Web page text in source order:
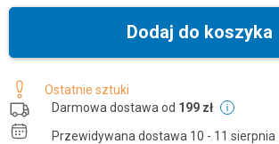
Dodaj do koszyka
Ostatnie sztuki
Darmowa dostawa od 199 zł
Przewidywana dostawa 10 - 11 sierpnia